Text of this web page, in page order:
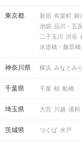
東京都 新宿 有楽町 銀
池袋 品川・五
二子玉川
渋谷
水道橋・飯田橋
神奈川県 横浜 みなとみ
千葉県 千葉 柏 船橋
埼玉県 大宮 川越 浦和
茨城県 つくば 水戸